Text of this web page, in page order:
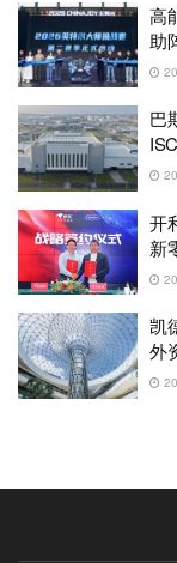
高
助
巴
开
新
凯
外